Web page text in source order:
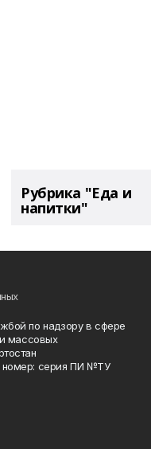
Рубрика "Еда и
напитки"
по надзору в сфере
массовых
серия ПИ №ТУ